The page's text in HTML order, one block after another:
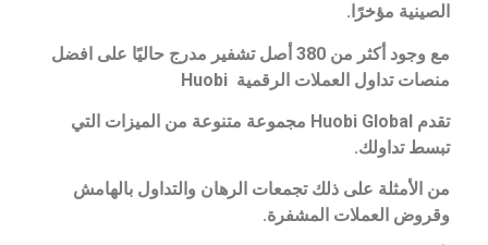
الصينية مؤخرًا.
مع وجود أكثر من 380 أصل تشفير مدرج حاليًا على افضل
منصات تداول العملات الرقمية Huobi
تقدم Huobi Global مجموعة متنوعة من الميزات التي
تبسط تداولك.
من الأمثلة على ذلك تجمعات الرهان والتداول بالهامش
وقروض العملات المشفرة.